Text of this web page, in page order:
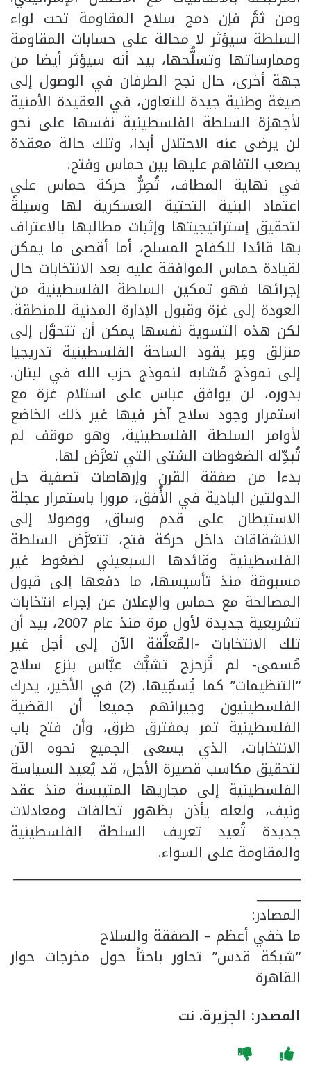
ومن ثمَّ فإن دمج سلاح المقاومة تحت لواء
السلطة سيؤثر لا محالة على حسابات المقاومة
وممارساتها وتسلُّحها، بيد أنه سيؤثر أيضا من
جهة أخرى، حال نجح الطرفان في الوصول إلى
صيغة وطنية جيدة للتعاون، في العقيدة الأمنية
لأجهزة السلطة الفلسطينية نفسها على نحو
لن يرضى عنه الاحتلال أبدا، وتلك حالة معقدة
يصعب التفاهم عليها بين حماس وفتح.
في نهاية المطاف، تُصِرُّ حركة حماس على
اعتماد البنية التحتية العسكرية لها وسيلةً
لتحقيق إستراتيجيتها وإثبات مطالبها بالاعتراف
بها قائدا للكفاح المسلح، أما أقصى ما يمكن
لقيادة حماس الموافقة عليه بعد الانتخابات حال
إجرائها فهو تمكين السلطة الفلسطينية من
العودة إلى غزة وقبول الإدارة المدنية للمنطقة.
لكن هذه التسوية نفسها يمكن أن تتحوَّل إلى
منزلق وعِر يقود الساحة الفلسطينية تدريجيا
إلى نموذج مُشابه لنموذج حزب الله في لبنان.
بدوره، لن يوافق عباس على استلام غزة مع
استمرار وجود سلاح آخر فيها غير ذلك الخاضع
لأوامر السلطة الفلسطينية، وهو موقف لم
تُبدِّله الضغوطات الشتى التي تعرَّض لها.
بدءا من صفقة القرن وإرهاصات تصفية حل
الدولتين البادية في الأُفق، مرورا باستمرار عجلة
الاستيطان على قدم وساق، ووصولا إلى
الانشقاقات داخل حركة فتح، تتعرَّض السلطة
الفلسطينية وقائدها السبعيني لضغوط غير
مسبوقة منذ تأسيسها، ما دفعها إلى قبول
المصالحة مع حماس والإعلان عن إجراء انتخابات
تشريعية جديدة لأول مرة منذ عام 2007، بيد أن
تلك الانتخابات -المُعلَّقة الآن إلى أجل غير
مُسمى- لم تُزحزح تشبُّث عبَّاس بنزع سلاح
“التنظيمات” كما يُسمِّيها. (2) في الأخير، يدرك
الفلسطينيون وجيرانهم جميعا أن القضية
الفلسطينية تمر بمفترق طرق، وأن فتح باب
الانتخابات، الذي يسعى الجميع نحوه الآن
لتحقيق مكاسب قصيرة الأجل، قد يُعيد السياسة
الفلسطينية إلى مجاريها المتيبسة منذ عقد
ونيف، ولعله يأذن بظهور تحالفات ومعادلات
جديدة تُعيد تعريف السلطة الفلسطينية
والمقاومة على السواء.
______________________________________________
_______
المصادر:
ما خفي أعظم – الصفقة والسلاح
“شبكة قدس” تحاور باحثاً حول مخرجات حوار
القاهرة
المصدر: الجزيرة. نت